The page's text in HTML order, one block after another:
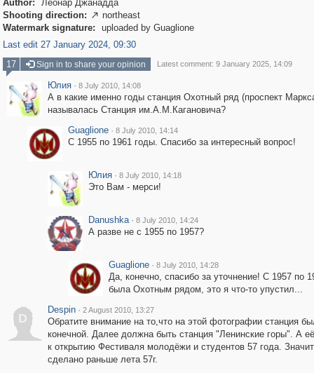
Author:
Леонар Джанадда
Shooting direction:  northeast
Watermark signature:
uploaded by Guaglione
Last edit 27 January 2024, 09:30
17
Sign in to share your opinion Latest comment: 9 January 2025, 14:09
Юлия · 8 July 2010, 14:08
А в какие именно годы станция Охотный ряд (проспект
называлась Станция им.А.М.Кагановича?
Guaglione · 8 July 2010, 14:14
С 1955 по 1961 годы. Спасибо за интересный вопрос!
Юлия · 8 July 2010, 14:18
Это Вам - мерси!
Danushka · 8 July 2010, 14:24
А разве не с 1955 по 1957?
Guaglione · 8 July 2010, 14:28
Да, конечно, спасибо за уточнение! С 1957 по
была Охотным рядом, это я что-то упустил...
D
Despin · 2 August 2010, 13:27
Обратите внимание на то,что на этой фотографии станция
конечной. Далее должна быть станция "Ленинские горы". А
к открытию Фестиваля молодёжи и студентов 57 года.
сделано раньше лета 57г.